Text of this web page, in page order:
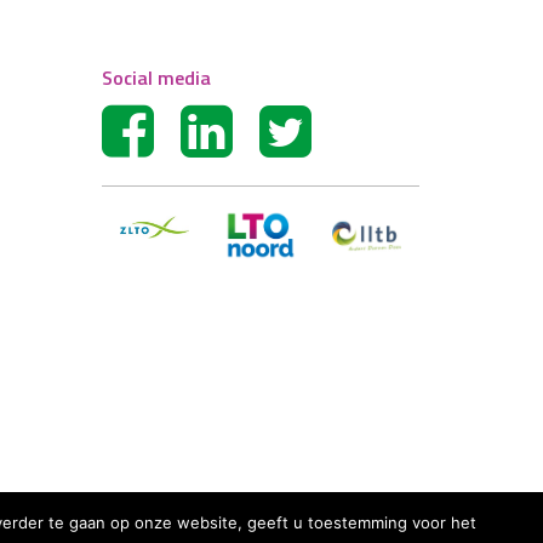
Social media
te gaan op onze website, geeft u toestemming voor het